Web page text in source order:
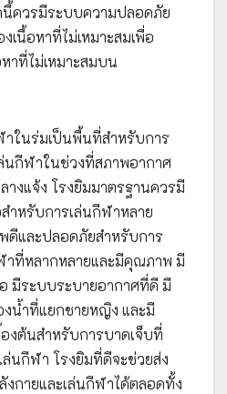
ควรมีระบบความปลอดภัย
เนื้อหาที่ไม่เหมาะสมเพื่อ
าที่ไม่เหมาะสมบน
ในร่มเป็นพื้นที่สำหรับการ
นกีฬาในช่วงที่สภาพอากาศ
างแจ้ง โรงยิมมาตรฐานควรมี
ำหรับการเล่นกีฬาหลาย
และปลอดภัยสำหรับการ
ที่หลากหลายและมีคุณภาพ มี
มีระบบระบายอากาศที่ดี มี
งน้ำที่แยกชายหญิง และมี
งต้นสำหรับการบาดเจ็บที่
ล่นกีฬา โรงยิมที่ดีจะช่วยส่ง
งกายและเล่นกีฬาได้ตลอดทั้ง